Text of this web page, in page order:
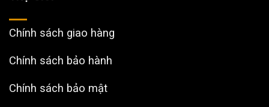
Chính sách giao hàng
Chính sách bảo hành
Chính sách bảo mật